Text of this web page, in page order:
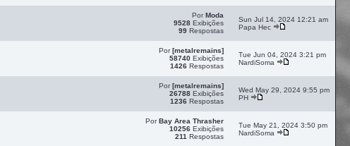
Por Moda
9528Exibições
99Respostas
Sun Jul 14, 2024 12:21 am
Papa Hec
Por[metalremains]
58740Exibições
1426Respostas
Tue Jun 04, 2024 3:21 pm
NardiSoma
Por [metalremains]
26788Exibições
1236 Respostas
Wed May 29, 2024 9:55 pm
PH
PorBay Area Thrasher
10256Exibições
211 Respostas
Tue May 21, 2024 3:50 pm
NardiSoma